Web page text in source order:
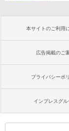
本サイトのご利用
広告掲載のご
プライバシーポ
インプレスグル